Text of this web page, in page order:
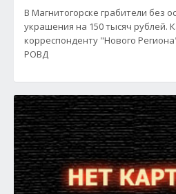
В Магнитогорске грабители без
украшения на 150 тысяч рублей.
корреспонденту "Нового
РОВД